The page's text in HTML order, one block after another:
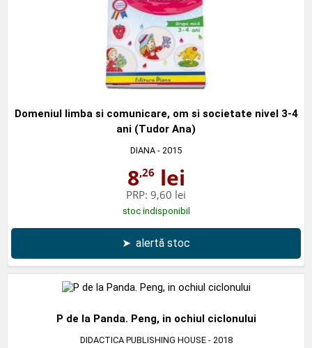
Domeniul limba si comunicare, om si societate nivel 3-4
ani (Tudor Ana)
DIANA - 2015
8,26 lei
PRP: 9,60 lei
stoc indisponibil
➤ alertă stoc
P de la Panda. Peng, in ochiul ciclonului
DIDACTICA PUBLISHING HOUSE- 2018